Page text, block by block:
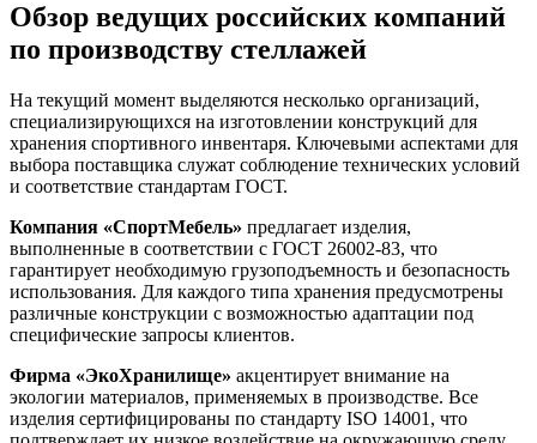
Обзор ведущих российских компаний
по производству стеллажей
На текущий момент выделяются несколько организаций,
специализирующихся на изготовлении конструкций для
хранения спортивного инвентаря. Ключевыми аспектами для
выбора поставщика служат соблюдение технических условий
и соответствие стандартам ГОСТ.
Компания «СпортМебель» предлагает изделия,
выполненные в соответствии с ГОСТ 26002-83, что
гарантирует необходимую грузоподъемность и безопасность
использования. Для каждого типа хранения предусмотрены
различные конструкции с возможностью адаптации под
специфические запросы клиентов.
Фирма «ЭкоХранилище» акцентирует внимание на
экологии материалов, применяемых в производстве. Все
изделия сертифицированы по стандарту ISO 14001, что